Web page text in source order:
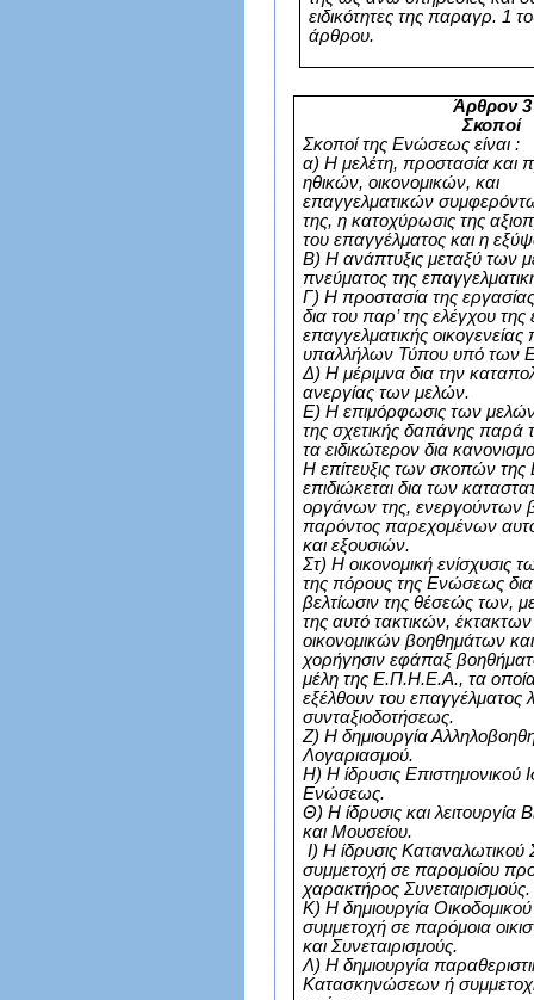
ειδικότητες της παραγρ. 1
άρθρου.
Άρθρον 3
Σκοποί
Σκοποί της Ενώσεως είναι :
α) Η μελέτη, προστασία και
ηθικών, οικονομικών, και
επαγγελματικών
της, η κατοχύρωσις της
του επαγγέλματος και η
Β) Η ανάπτυξις μεταξύ των
πνεύματος της
Γ) Η προστασία της
δια του παρ’ της ελέγχου της
επαγγελματικής
υπαλλήλων Τύπου υπό των
Δ) Η μέριμνα δια την
ανεργίας των μελών.
Ε) Η επιμόρφωσις των
της σχετικής δαπάνης
τα ειδικώτερον δια
Η επίτευξις των σκοπών
επιδιώκεται δια των
οργάνων της, ενεργούντων
παρόντος παρεχομένων
και εξουσιών.
Στ) Η οικονομική ενίσχυσις
της πόρους της Ενώσεως δια
βελτίωσιν της θέσεώς των,
της αυτό τακτικών,
οικονομικών βοηθημάτων και
χορήγησιν εφάπαξ
μέλη της Ε.Π.Η.Ε.Α., τα
εξέλθουν του επαγγέλματος
συνταξιοδοτήσεως.
Ζ) Η δημιουργία
Λογαριασμού.
Η) Η ίδρυσις Επιστημονικού
Ενώσεως.
Θ) Η ίδρυσις και λειτουργία
και Μουσείου.
Ι) Η ίδρυσις Καταναλωτικού
συμμετοχή σε παρομοίου
χαρακτήρος Συνεταιρισμούς.
Κ) Η δημιουργία
συμμετοχή σε παρόμοια
και Συνεταιρισμούς.
Λ) Η δημιουργία
Κατασκηνώσεων ή